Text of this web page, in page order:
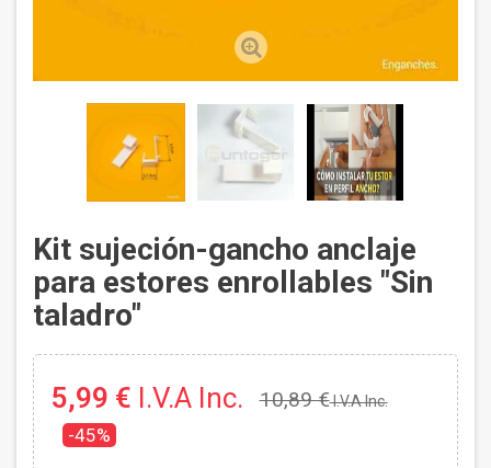
Kit sujeción-gancho anclaje
para estores enrollables "Sin
taladro"
5,99 € I.V.A Inc. 10,89 €I.V.A Inc.
-45%